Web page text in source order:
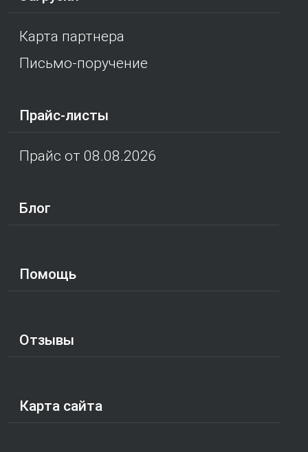
Карта партнера
Письмо-поручение
Прайс-листы
Прайс от 08.08.2026
Блог
Помощь
Отзывы
Карта сайта